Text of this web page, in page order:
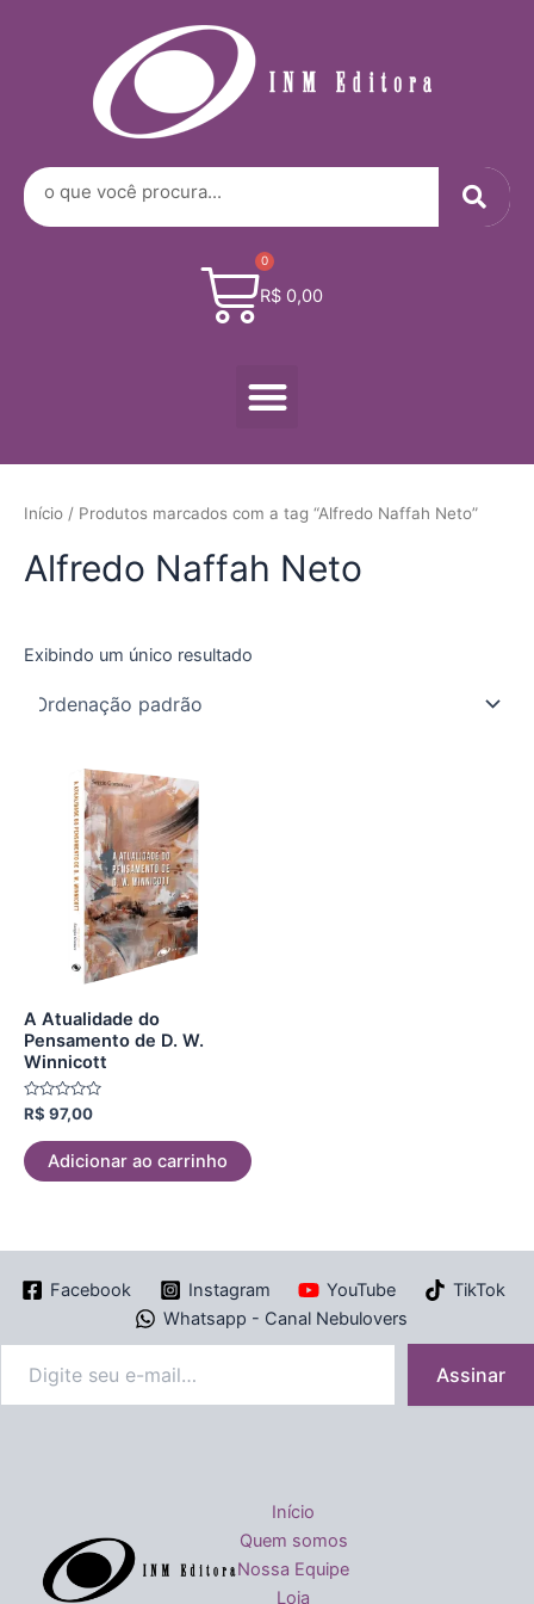
Search
R$0,00
0
Cart
Menu
Início / Produtos marcados com a tag “Alfredo Naffah Neto”
Alfredo Naffah Neto
Exibindo um único resultado
A Atualidade do
Pensamento de D. W.
Winnicott
Avaliação
de
5
R$ 97,00
Adicionar ao carrinho
Facebook Instagram YouTube
TikTok
Whatsapp - Canal Nebulovers
Assinar
Início
Quem somos
Nossa Equipe
Loja